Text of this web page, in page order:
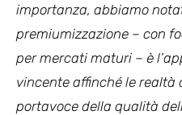
importanza, abbiamo
premiumizzazione – con
per mercati maturi – è
vincente affinché le realtà
portavoce della qualità